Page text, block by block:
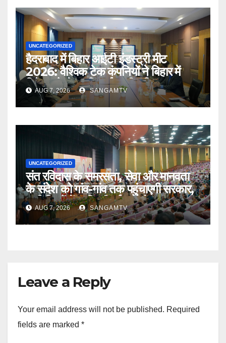
UNCATEGORIZED
हैदराबाद में बिहार आईटी इंडस्ट्री मीट
2026: वैश्विक टेक कंपनियों ने बिहार में
निवेश को लेकर दिखाई गहरी रुचि
AUG 7, 2026 SANGAMTV
UNCATEGORIZED
संत रविदास के समरसता, सेवा और मानवता
के संदेश को गांव-गांव तक पहुंचाएगी सरकार,
सभी जिलों में सावित्रीबाई फुले के नाम पर
खुल रहा है आवासीय विद्यालय : मुख्यमंत्री
AUG 7, 2026 SANGAMTV
Leave a Reply
Your email address will not be published. Required
fields are marked *